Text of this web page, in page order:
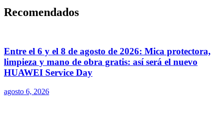
Recomendados
Entre el 6 y el 8 de agosto de 2026: Mica protectora,
limpieza y mano de obra gratis: así será el nuevo
HUAWEI Service Day
agosto 6, 2026